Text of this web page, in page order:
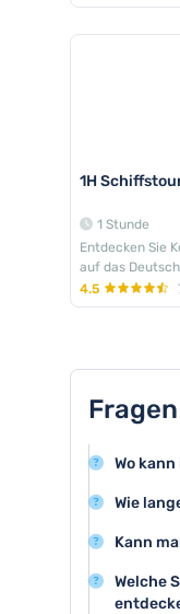
1H
1 Stunde
Entdecken Sie
auf das
4.5
Wo
Sie
sich so
Wie
Die
meist
Kann
Auf den
an Bord
Welche